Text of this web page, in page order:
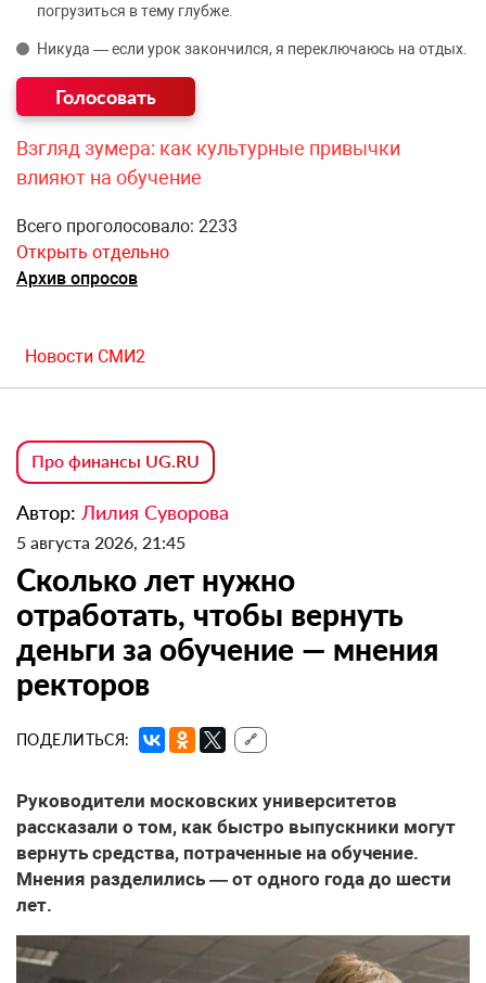
погрузиться в тему глубже.
Никуда — если урок закончился, я переключаюсь на отдых.
Взгляд зумера: как культурные привычки
влияют на обучение
Всего проголосовало: 2233
Открыть отдельно
Архив опросов
Новости СМИ2
Про финансы UG.RU
Автор: Лилия Суворова
5 августа 2026, 21:45
Сколько лет нужно
отработать, чтобы вернуть
деньги за обучение — мнения
ректоров
ПОДЕЛИТЬСЯ: 🔗
Руководители московских университетов
рассказали о том, как быстро выпускники могут
вернуть средства, потраченные на обучение.
Мнения разделились — от одного года до шести
лет.